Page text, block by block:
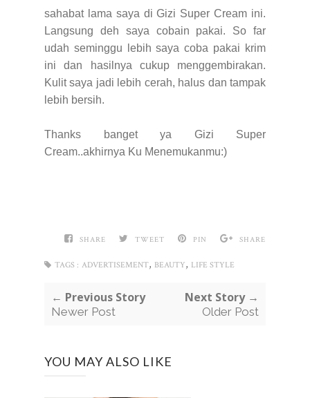
sahabat lama saya di Gizi Super Cream ini.
Langsung deh saya cobain pakai. So far
udah seminggu lebih saya coba pakai krim
ini dan hasilnya cukup menggembirakan.
Kulit saya jadi lebih cerah, halus dan tampak
lebih bersih.
Thanks banget ya Gizi Super
Cream..akhirnya Ku Menemukanmu:)
SHARE TWEET PIN SHARE
TAGS : ADVERTISEMENT, BEAUTY, LIFE STYLE
← Previous Story
Newer Post
Next Story →
Older Post
YOU MAY ALSO LIKE